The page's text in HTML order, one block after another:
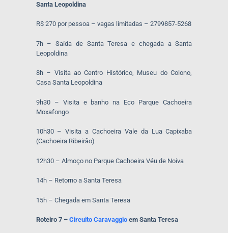
Santa Leopoldina
R$ 270 por pessoa – vagas limitadas – 2799857-5268
7h – Saída de Santa Teresa e chegada a Santa
Leopoldina
8h – Visita ao Centro Histórico, Museu do Colono,
Casa Santa Leopoldina
9h30 – Visita e banho na Eco Parque Cachoeira
Moxafongo
10h30 – Visita a Cachoeira Vale da Lua Capixaba
(Cachoeira Ribeirão)
12h30 – Almoço no Parque Cachoeira Véu de Noiva
14h – Retorno a Santa Teresa
15h – Chegada em Santa Teresa
Roteiro 7 – Circuito Caravaggioem Santa Teresa